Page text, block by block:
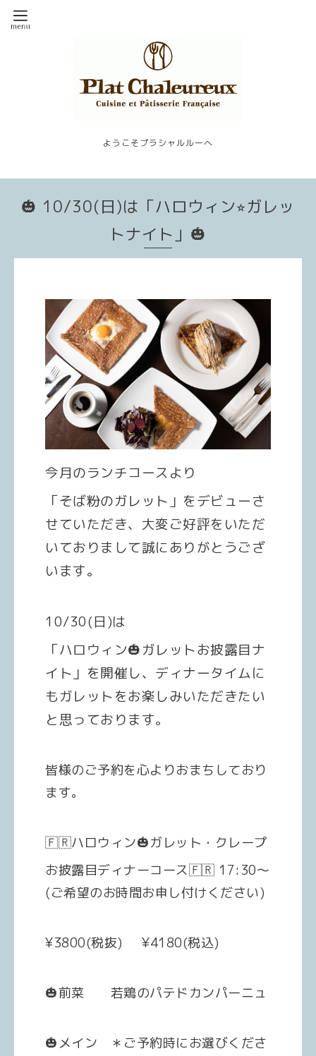
ようこそプラシャルルーへ
🎃 10/30(日)は「ハロウィン⭐︎ガレッ
トナイト」🎃
今月のランチコースより
「そば粉のガレット」をデビューさ
せていただき、大変ご好評をいただ
いておりまして誠にありがとうござ
います。
10/30(日)は
「ハロウィン🎃ガレットお披露目ナ
イト」を開催し、ディナータイムに
もガレットをお楽しみいただきたい
と思っております。
皆様のご予約を心よりおまちしており
ます。
🇫🇷ハロウィン🎃ガレット・クレープ
お披露目ディナーコース🇫🇷 17:30〜
(ご希望のお時間お申し付けください)
¥3800(税抜) ¥4180(税込)
🎃前菜 若鶏のパテドカンパーニュ
🎃メイン ＊ご予約時にお選びくださ